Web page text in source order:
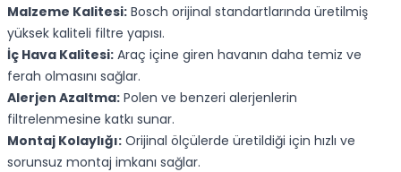
Malzeme Kalitesi: Bosch orijinal standartlarında üretilmiş
yüksek kaliteli filtre yapısı.
İç Hava Kalitesi: Araç içine giren havanın daha temiz ve
ferah olmasını sağlar.
Alerjen Azaltma: Polen ve benzeri alerjenlerin
filtrelenmesine katkı sunar.
Montaj Kolaylığı: Orijinal ölçülerde üretildiği için hızlı ve
sorunsuz montaj imkanı sağlar.